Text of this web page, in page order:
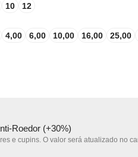
10 12
4,00 6,00 10,00 16,00 25,00
Roedor (+30%)
e cupins. O valor será atualizado no